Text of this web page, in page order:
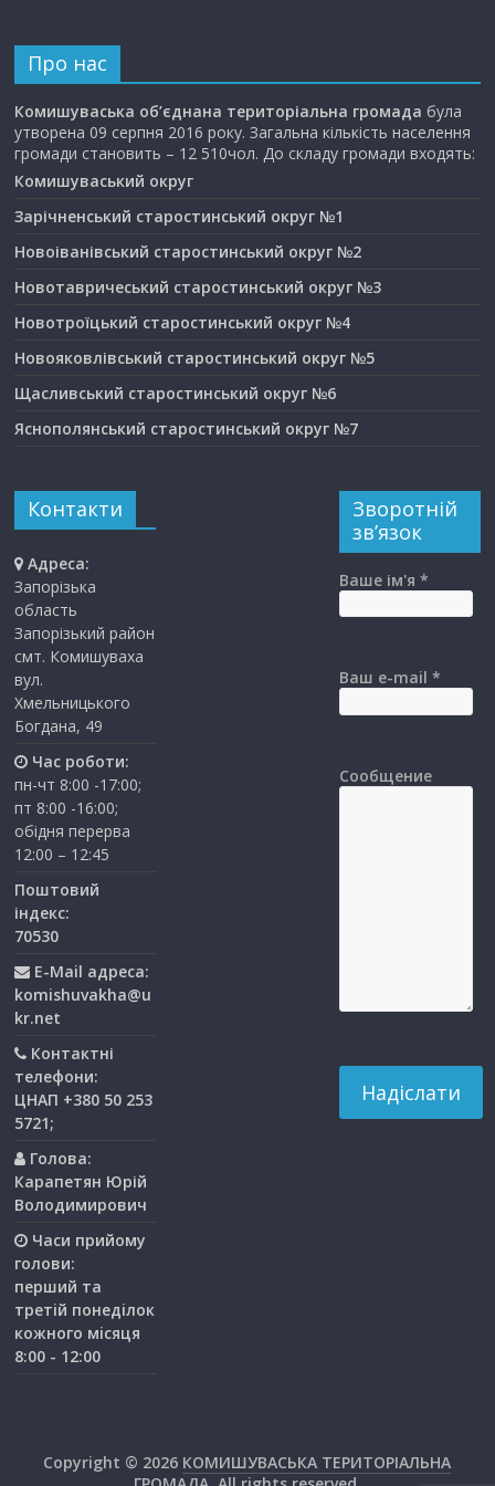
Про нас
Комишуваська об’єднана територіальна громада була
утворена 09 серпня 2016 року. Загальна кількість населення
громади становить – 12 510чол. До складу громади входять:
Комишуваський округ
Зарічненський старостинський округ №1
Новоіванівський старостинський округ №2
Новотавричеський старостинський округ №3
Новотроїцький старостинський округ №4
Новояковлівський старостинський округ №5
Щасливський старостинський округ №6
Яснополянський старостинський округ №7
Контакти
Адреса:
Запорізька
область
Запорізький район
смт. Комишуваха
вул.
Хмельницького
Богдана, 49
Час роботи:
пн-чт 8:00 -17:00;
пт 8:00 -16:00;
обідня перерва
12:00 – 12:45
Поштовий
індекс:
70530
E-Mail адреса:
komishuvakha@u
kr.net
Контактні
телефони:
ЦНАП +380 50 253
5721;
Голова:
Карапетян Юрій
Володимирович
Часи прийому
голови:
перший та
третiй понедiлок
кожного мiсяця
8:00 - 12:00
Зворотній
зв’язок
Ваше ім'я *
Ваш e-mail *
Сообщение
Copyright © 2026 КОМИШУВАСЬКА ТЕРИТОРІАЛЬНА